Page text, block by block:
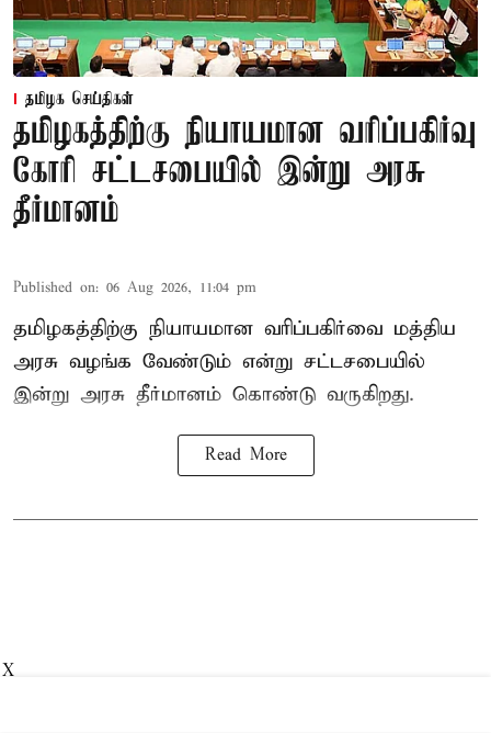
தமிழக செய்திகள்
தமிழகத்திற்கு நியாயமான வரிப்பகிர்வு
கோரி சட்டசபையில் இன்று அரசு
தீர்மானம்
Published on: 06 Aug 2026, 11:04 pm
தமிழகத்திற்கு நியாயமான வரிப்பகிர்வை மத்திய
அரசு வழங்க வேண்டும் என்று சட்டசபையில்
இன்று அரசு தீர்மானம் கொண்டு வருகிறது.
Read More
X